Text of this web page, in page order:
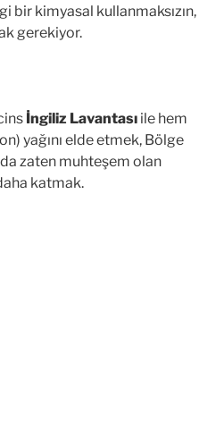
bir kimyasal kullanmaksızın,
gerekiyor.
İngiliz Lavantası ile hem
yağını elde etmek, Bölge
zaten muhteşem olan
katmak.